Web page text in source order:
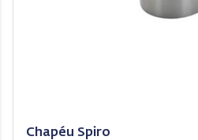
Chapéu Spiro